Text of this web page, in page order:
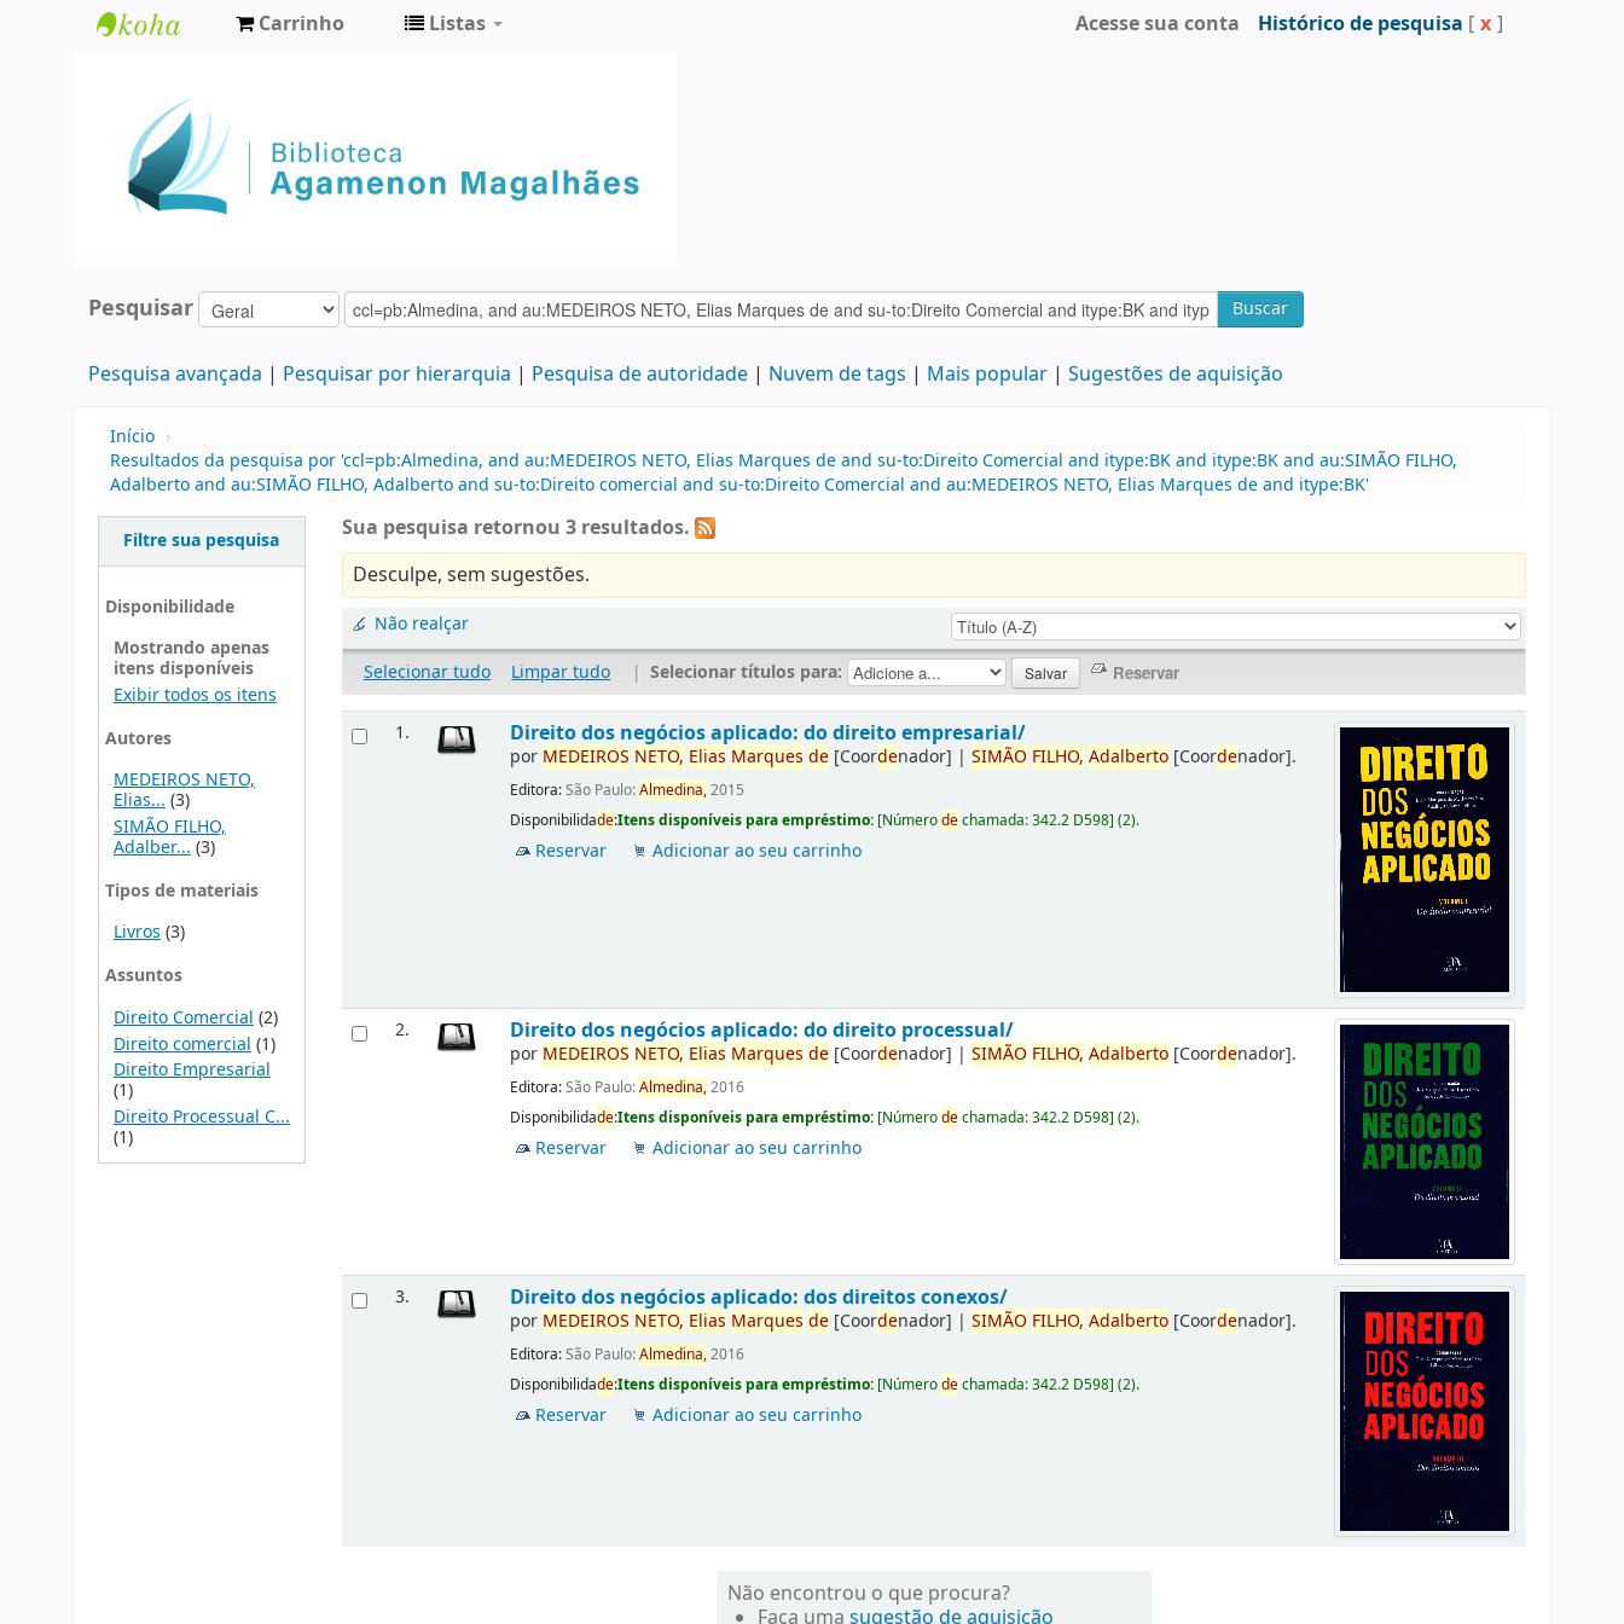
Agamenon
Magalhães
Carrinho Listas Acesse sua conta Histórico de pesquisa [ x ]
Pesquisar Buscar
Pesquisa avançada Pesquisar por hierarquia Pesquisa de autoridade Nuvem de tags Mais popular Sugestões de aquisição
Início ›
Resultados da pesquisa por 'ccl=pb:Almedina, and au:MEDEIROS NETO, Elias Marques de and su-to:Direito Comercial and itype:BK and itype:BK and au:SIMÃO FILHO,
Adalberto and au:SIMÃO FILHO, Adalberto and su-to:Direito comercial and su-to:Direito Comercial and au:MEDEIROS NETO, Elias Marques de and itype:BK'
Filtre sua pesquisa
Disponibilidade
Mostrando apenas
itens disponíveis
Exibir todos os itens
Autores
MEDEIROS NETO,
Elias...(3)
SIMÃO FILHO,
Adalber... (3)
Tipos de materiais
Livros(3)
Assuntos
Direito Comercial (2)
Direito comercial (1)
Direito Empresarial
(1)
Direito Processual C...
(1)
Sua pesquisa retornou 3 resultados.
Desculpe, sem sugestões.
Não realçar
Selecionar tudo
Limpar tudo | Selecionar títulos para:
1. Direito dos negócios aplicado: do direito empresarial/
por MEDEIROS NETO, Elias Marques de [Coordenador] |SIMÃO FILHO, Adalberto [Coordenador].
Editora:São Paulo:Almedina,2015
Disponibilidade:Itens disponíveis para empréstimo: [Númerodechamada:342.2 D598](2).
Reservar Adicionar ao seu carrinho
2. Direito dos negócios aplicado: do direito processual/
por MEDEIROS NETO, Elias Marques de [Coordenador] |SIMÃO FILHO, Adalberto [Coordenador].
Editora:São Paulo:Almedina,2016
Disponibilidade:Itens disponíveis para empréstimo: [Númerodechamada:342.2 D598](2).
Reservar Adicionar ao seu carrinho
3. Direito dos negócios aplicado: dos direitos conexos/
por MEDEIROS NETO, Elias Marques de [Coordenador] |SIMÃO FILHO, Adalberto [Coordenador].
Editora:São Paulo:Almedina,2016
Disponibilidade:Itens disponíveis para empréstimo: [Númerodechamada:342.2 D598](2).
Reservar Adicionar ao seu carrinho
Não encontrou o que procura?